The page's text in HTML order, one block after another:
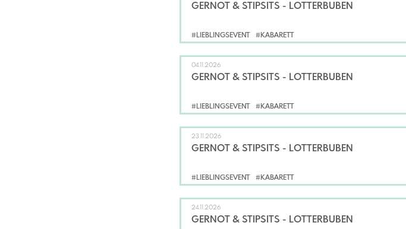
#LIEBLINGSEVENT #KABARETT
GERNOT & STIPSITS - LOTTERBUBEN
#LIEBLINGSEVENT #KABARETT
04.11.2026
GERNOT & STIPSITS - LOTTERBUBEN
#LIEBLINGSEVENT #KABARETT
23.11.2026
GERNOT & STIPSITS - LOTTERBUBEN
24.11.2026
GERNOT & STIPSITS - LOTTERBUBEN